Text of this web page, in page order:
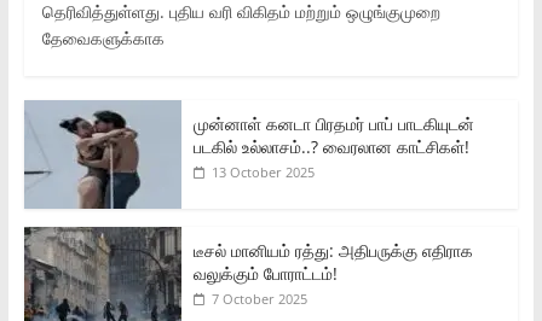
தெரிவித்துள்ளது. புதிய வரி விகிதம் மற்றும் ஒழுங்குமுறை
தேவைகளுக்காக
முன்னாள் கனடா பிரதமர் பாப் பாடகியுடன்
படகில் உல்லாசம்..? வைரலான காட்சிகள்!
13 October 2025
டீசல் மானியம் ரத்து: அதிபருக்கு எதிராக
வலுக்கும் போராட்டம்!
7 October 2025